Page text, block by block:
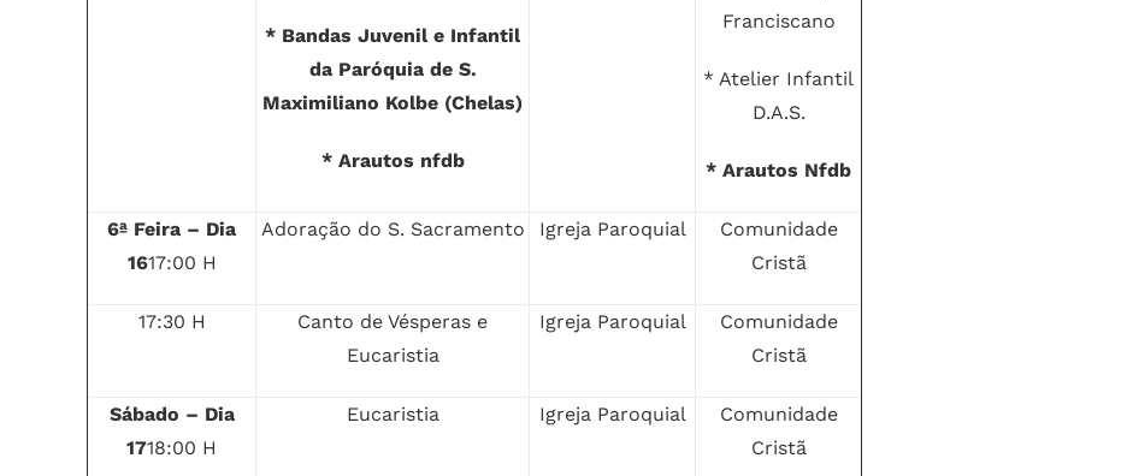
* Bandas Juvenil e Infantil
da Paróquia de S.
Maximiliano Kolbe (Chelas)
* Arautos nfdb
Franciscano
* Atelier Infantil
D.A.S.
* Arautos Nfdb
6ª Feira – Dia
1617:00 H
Adoração do S. Sacramento Igreja Paroquial
Comunidade
Cristã
17:30 H
Canto de Vésperas e
Eucaristia
Igreja Paroquial
Comunidade
Cristã
Sábado – Dia
1718:00 H
Eucaristia Igreja Paroquial
Comunidade
Cristã